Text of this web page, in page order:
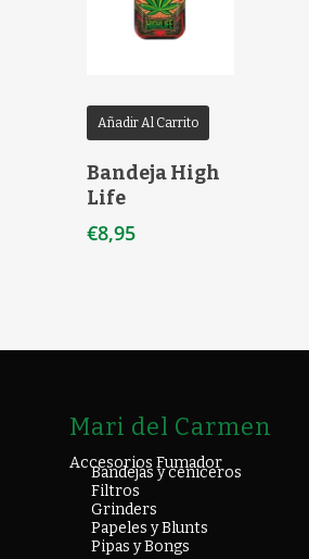
Añadir Al Carrito
Bandeja High
Life
€8,95
Mari del Carmen
Accesorios Fumador
Bandejas y ceniceros
Filtros
Grinders
Papeles y Blunts
Pipas y Bongs